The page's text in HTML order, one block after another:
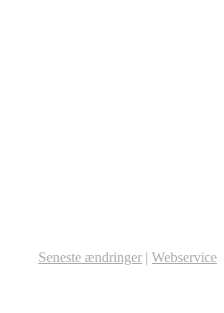
Seneste ændringer | Webservice